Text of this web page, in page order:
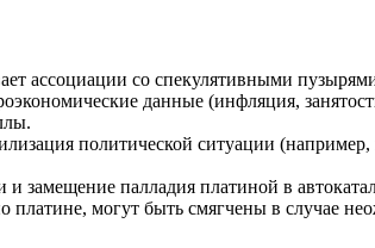
ассоциации со спекулятивными
данные (инфляция,
политической ситуации
замещение палладия платиной в
могут быть смягчены в случае